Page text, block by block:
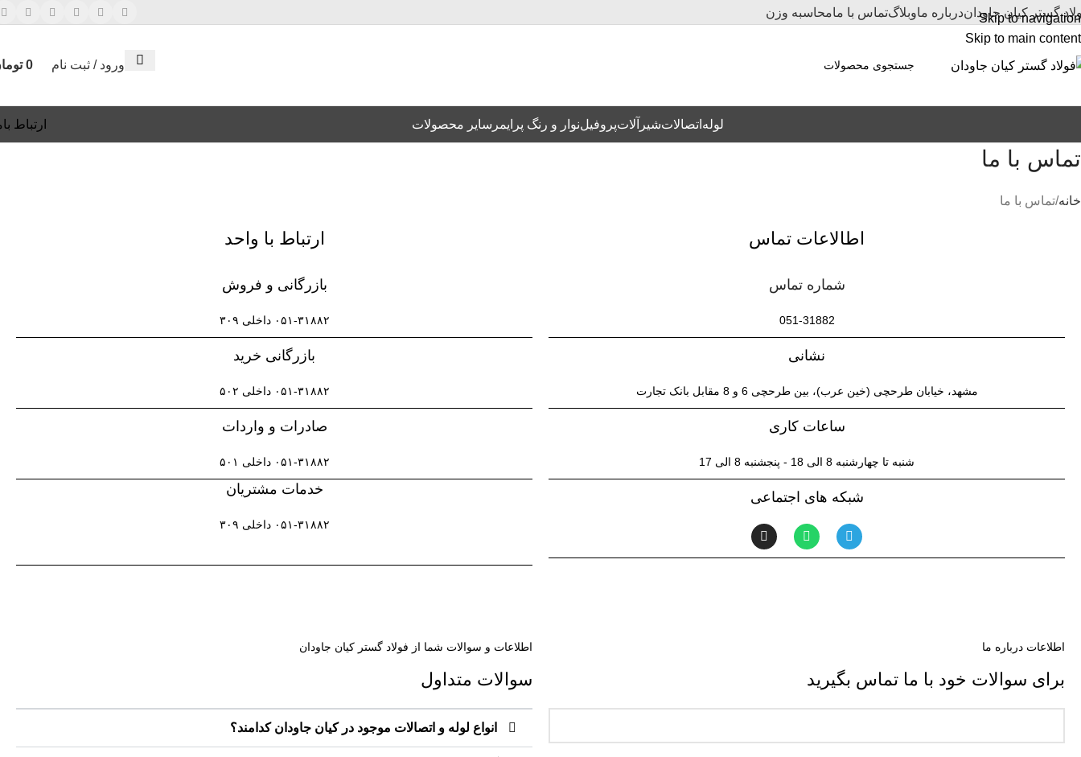
Skip to navigation
Skip to main content
گستر کیان جاوداندرباره ماوبلاگتماس با مامحاسبه وزن
ورود / ثبت نام 0
لوله اتصالاتشیرآلاتپروفیلنوار و رنگ پرایمر سایر محصولات ارتباط
تماس با ما
خانه تماس با ما
اطالاعات تماس
شماره تماس
051-31882
نشانی
مشهد، خیابان طرحچی (خین عرب)، بین طرحچی 6 و 8 مقابل بانک تجارت
ساعات کاری
شنبه تا چهارشنبه 8 الی 18 - پنجشنبه 8 الی 17
شبکه های اجتماعی
ارتباط با واحد
بازرگانی و فروش
۰۵۱-۳۱۸۸۲ داخلی ۳۰۹
بازرگانی خرید
۰۵۱-۳۱۸۸۲ داخلی ۵۰۲​
صادرات و واردات
۰۵۱-۳۱۸۸۲ داخلی ۵۰۱
خدمات مشتریان
۰۵۱-۳۱۸۸۲ داخلی ۳۰۹
اطلاعات درباره ما
برای سوالات خود با ما تماس بگیرید
اطلاعات و سوالات شما از فولاد گستر کیان جاودان
سوالات متداول
انواع لوله و اتصالات موجود در کیان جاودان کدامند؟